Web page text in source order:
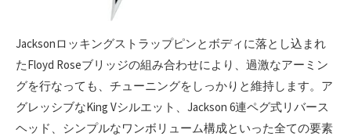
Jacksonロッキングストラップピンとボディに落とし込まれ
たFloyd Roseブリッジの組み合わせにより、過激なアーミン
グを行なっても、チューニングをしっかりと維持します。ア
グレッシブなKing Vシルエット、Jackson 6連ペグ式リバース
ヘッド、シンプルなワンボリューム構成といった全ての要素